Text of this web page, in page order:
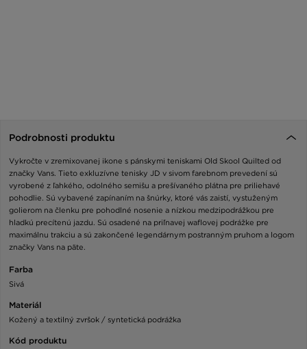
Podrobnosti produktu
Vykročte v zremixovanej ikone s pánskymi teniskami Old Skool Quilted od
značky Vans. Tieto exkluzívne tenisky JD v sivom farebnom prevedení sú
vyrobené z ľahkého, odolného semišu a prešívaného plátna pre priliehavé
pohodlie. Sú vybavené zapínaním na šnúrky, ktoré vás zaistí, vystuženým
golierom na členku pre pohodlné nosenie a nízkou medzipodrážkou pre
hladkú precítenú jazdu. Sú osadené na priľnavej waflovej podrážke pre
maximálnu trakciu a sú zakončené legendárnym postranným pruhom a logom
značky Vans na päte.
Farba
Sivá
Materiál
Kožený a textilný zvršok / syntetická podrážka
Kód produktu